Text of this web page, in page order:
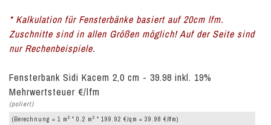
* Kalkulation für Fensterbänke basiert auf 20cm lfm.
Zuschnitte sind in allen Größen möglich! Auf der Seite sind
nur Rechenbeispiele.
Fensterbank Sidi Kacem 2,0 cm - 39.98 inkl. 19%
Mehrwertsteuer €/lfm
(poliert)
(Berechnung = 1 m 2 * 0.2 m 2 * 199.92 €/qm = 39.98 €/lfm)